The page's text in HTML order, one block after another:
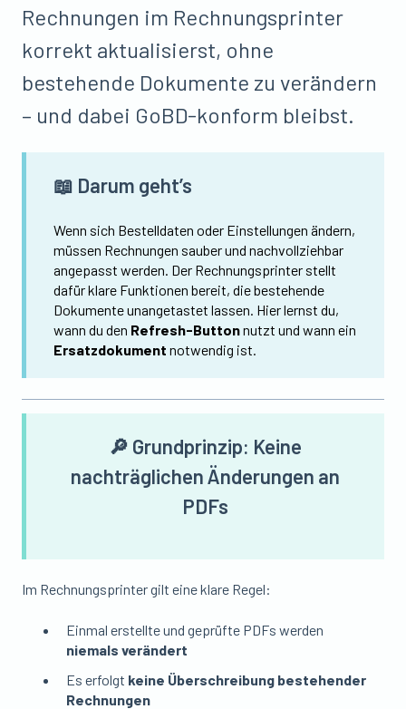
Rechnungen im Rechnungsprinter
korrekt aktualisierst, ohne
bestehende Dokumente zu verändern
– und dabei GoBD-konform bleibst.
📖 Darum geht’s
Wenn sich Bestelldaten oder Einstellungen ändern,
müssen Rechnungen sauber und nachvollziehbar
angepasst werden. Der Rechnungsprinter stellt
dafür klare Funktionen bereit, die bestehende
Dokumente unangetastet lassen. Hier lernst du,
wann du den Refresh-Buttonnutzt und wann ein
Ersatzdokument notwendig ist.
🔎 Grundprinzip: Keine
nachträglichen Änderungen an
PDFs
Im Rechnungsprinter gilt eine klare Regel:
Einmal erstellte und geprüfte PDFs werden
niemals verändert
Es erfolgt keine Überschreibung bestehender
Rechnungen